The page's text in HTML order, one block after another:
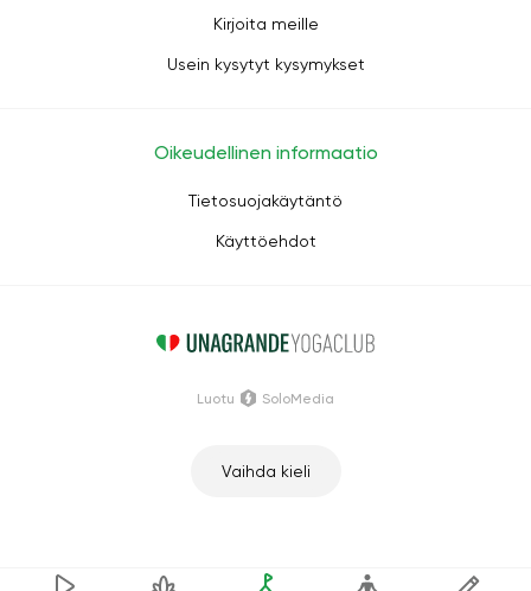
Kirjoita meille
Usein kysytyt kysymykset
Oikeudellinen informaatio
Tietosuojakäytäntö
Käyttöehdot
Vaihda kieli
Luotu SoloMedia